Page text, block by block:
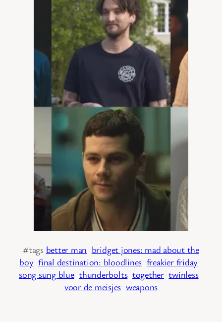
#tags better man bridget jones: mad about the
boy final destination: bloodlines freakier friday
song sung blue thunderbolts together twinless
voor de meisjes weapons